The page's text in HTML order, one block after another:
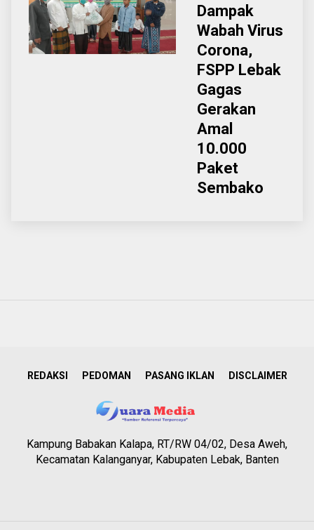
Dampak
Wabah Virus
Corona,
FSPP Lebak
Gagas
Gerakan
Amal
10.000
Paket
Sembako
REDAKSI PEDOMAN PASANG IKLAN DISCLAIMER
Kampung Babakan Kalapa, RT/RW 04/02, Desa Aweh,
Kecamatan Kalanganyar, Kabupaten Lebak, Banten